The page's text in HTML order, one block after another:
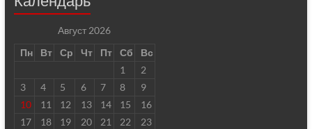
Август 2026
Пн
Вт Ср Чт Пт Сб
Вс
1
2
3
4 5 6 7 8
9
10
11 12 13 14 15
16
17
18 19 20 21 22
23